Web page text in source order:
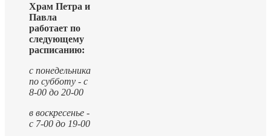
Храм Петра и
Павла
работает по
следующему
расписанию:
с понедельника
по субботу - с
8-00 до 20-00
в воскресенье -
с 7-00 до 19-00